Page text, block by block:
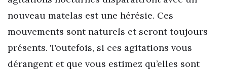
nouveau matelas est une hérésie. Ces
mouvements sont naturels et seront toujours
présents. Toutefois, si ces agitations vous
dérangent et que vous estimez qu’elles sont